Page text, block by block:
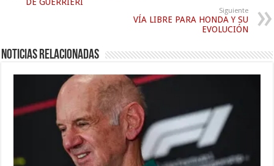
DE GUERRIERI
Siguiente
VÍA LIBRE PARA HONDA Y SU
EVOLUCIÓN
Noticias relacionadas